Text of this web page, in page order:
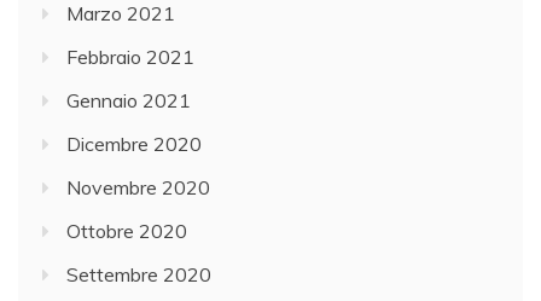
Marzo 2021
Febbraio 2021
Gennaio 2021
Dicembre 2020
Novembre 2020
Ottobre 2020
Settembre 2020